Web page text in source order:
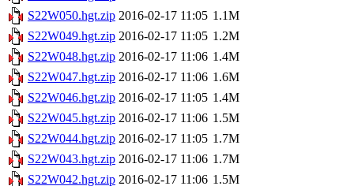
S22W050.hgt.zip 2016-02-17 11:05 1.1M
S22W049.hgt.zip 2016-02-17 11:05 1.2M
S22W048.hgt.zip 2016-02-17 11:06 1.4M
S22W047.hgt.zip 2016-02-17 11:06 1.6M
S22W046.hgt.zip 2016-02-17 11:05 1.4M
S22W045.hgt.zip 2016-02-17 11:06 1.5M
S22W044.hgt.zip 2016-02-17 11:05 1.7M
S22W043.hgt.zip 2016-02-17 11:06 1.7M
S22W042.hgt.zip 2016-02-17 11:06 1.5M